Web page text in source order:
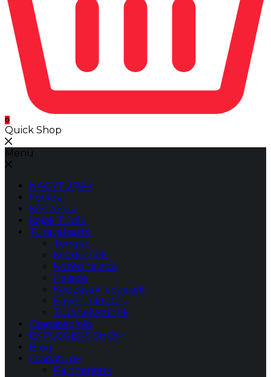
0
Quick Shop
Menu
NAGYTÚRÁK
Főoldal
Képzések
Kajak Túrák
Túraválasztó
Tenger
Kezdésnek
Középhaladó
Haladó
Képzések, edzések
Egyéni oktatás
Túrahelyszínek
Csapatépítés
EXPLORERS SHOP
Blog
Csapatunk
Partnereink